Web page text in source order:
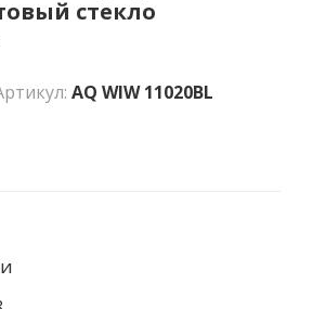
стекло
AQ WIW 11020BL